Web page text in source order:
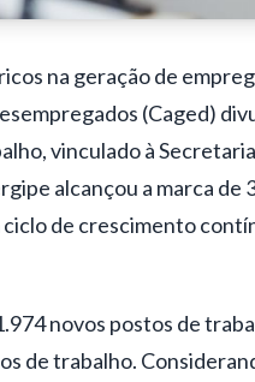
na geração de
(Caged)
vinculado à
alcançou a marca de
de crescimento
novos postos de
de trabalho.